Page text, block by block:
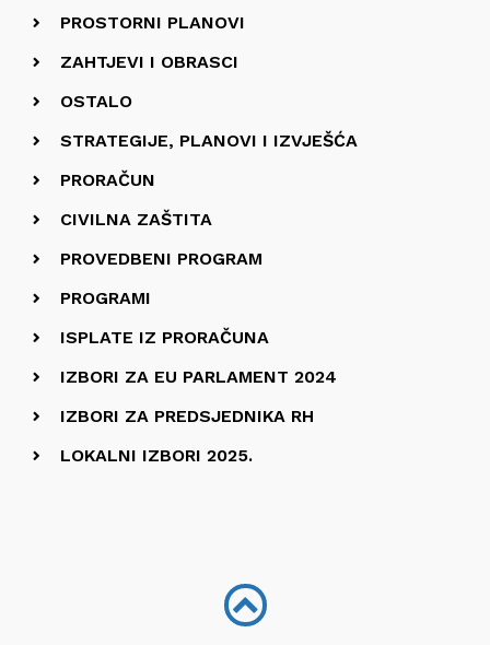
PROSTORNI PLANOVI
ZAHTJEVI I OBRASCI
OSTALO
STRATEGIJE, PLANOVI I IZVJEŠĆA
PRORAČUN
CIVILNA ZAŠTITA
PROVEDBENI PROGRAM
PROGRAMI
ISPLATE IZ PRORAČUNA
IZBORI ZA EU PARLAMENT 2024
IZBORI ZA PREDSJEDNIKA RH
LOKALNI IZBORI 2025.